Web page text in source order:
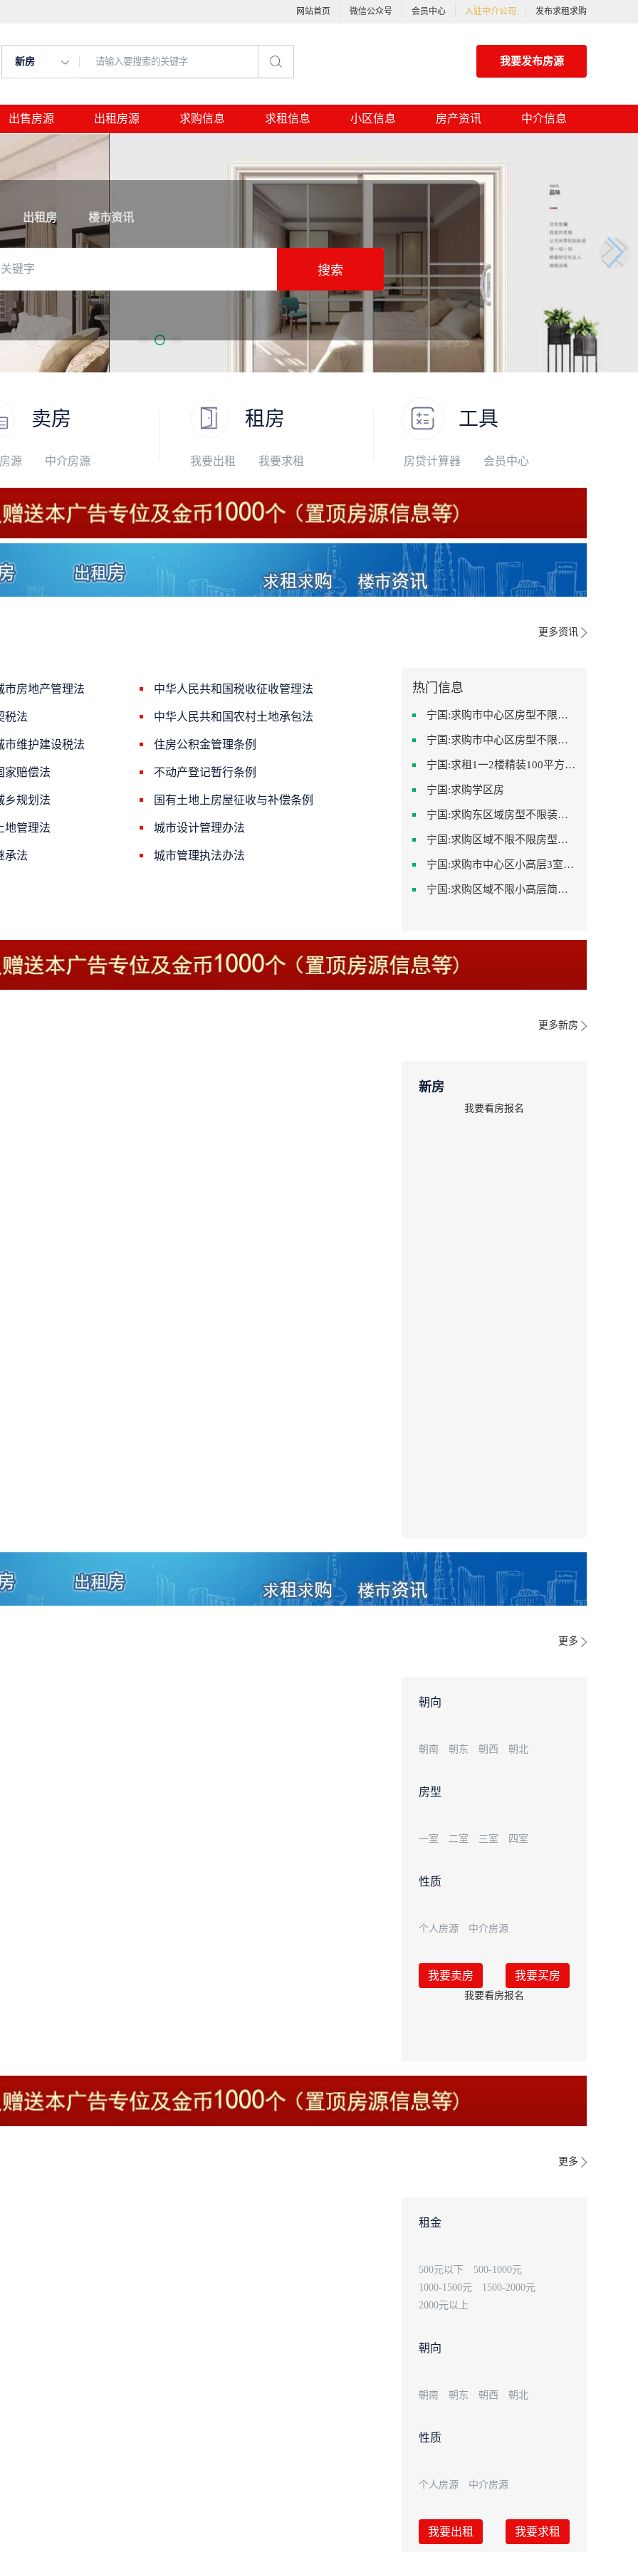
网站首页 微信公众号 会员中心 入驻中介公司 发布求租求购
新房 我要发布房源
出售房源 出租房源 求购信息 求租信息 小区信息 房产资讯 中介信息
出租房 楼市资讯
搜索
卖房
源 中介房源
租房
我要出租 我要求租
工具
房贷计算器 会员中心
更多资讯
市房地产管理法
税法
市维护建设税法
家赔偿法
乡规划法
地管理法
承法
中华人民共和国税收征收管理法
中华人民共和国农村土地承包法
住房公积金管理条例
不动产登记暂行条例
国有土地上房屋征收与补偿条例
城市设计管理办法
城市管理执法办法
热门信息
宁国:求购市中心区房型不限一室一厅一卫简单装修
宁国:求购市中心区房型不限中档装修
宁国:求租1一2楼精装100平方里面基本设备不要
宁国:求购学区房
宁国:求购东区域房型不限装修不限
宁国:求购区域不限不限房型不限两室一厅简单装修
宁国:求购市中心区小高层3室精致装修
宁国:求购区域不限小高层简单装修
更多新房
新房
我要看房报名
更多
朝向
朝南 朝东 朝西 朝北
房型
一室 二室 三室 四室
性质
个人房源 中介房源
我要卖房 我要买房
我要看房报名
更多
租金
500元以下
500-1000元
1000-1500元
1500-2000元
2000元以上
朝向
朝南 朝东 朝西 朝北
性质
个人房源 中介房源
我要出租 我要求租